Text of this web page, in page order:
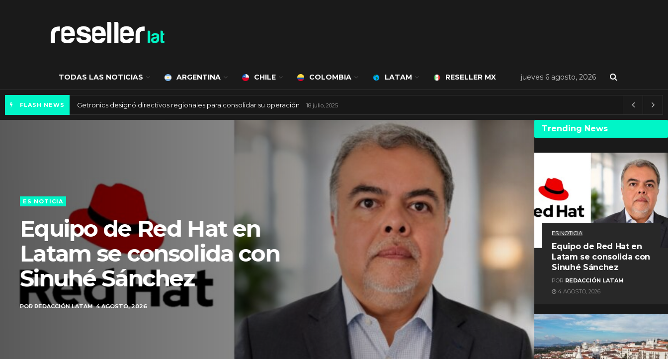
TODAS LAS NOTICIAS ARGENTINA CHILE COLOMBIA LATAM RESELLER MX jueves 6 agosto, 2026
FLASH NEWS Getronics designó directivos regionales para consolidar su operación 18 julio, 2025
tiene un valor de 450 mil millones de dólares 8 agosto, 2025
REDACCIÓN LATAM
Trending News
ES NOTICIA
Equipo de Red Hat en
Latam se consolida con
Sinuhé Sánchez
POR REDACCIÓN LATAM
4 AGOSTO, 2026